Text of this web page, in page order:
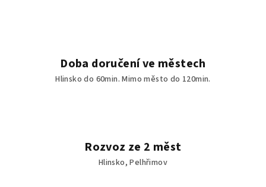
Doba doručení ve městech
Hlinsko do 60min. Mimo město do 120min.
Rozvoz ze 2 měst
Hlinsko, Pelhřimov